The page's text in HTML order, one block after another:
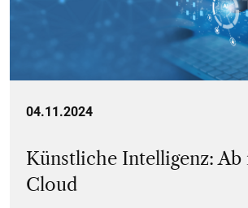
04.11.2024
Künstliche Intelligenz: Ab
Cloud